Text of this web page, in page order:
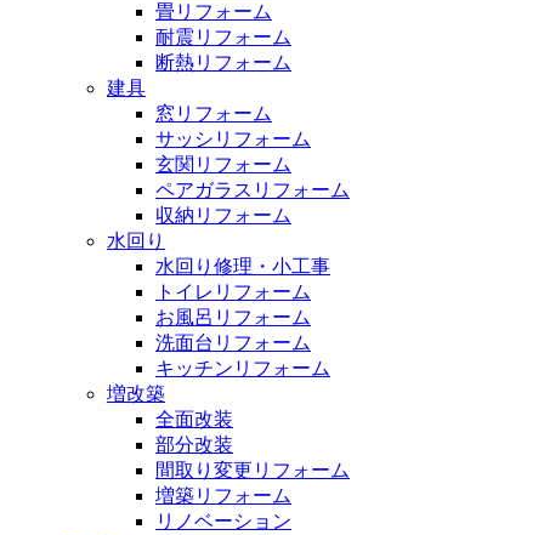
畳リフォーム
耐震リフォーム
断熱リフォーム
建具
窓リフォーム
サッシリフォーム
玄関リフォーム
ペアガラスリフォーム
収納リフォーム
水回り
水回り修理・小工事
トイレリフォーム
お風呂リフォーム
洗面台リフォーム
キッチンリフォーム
増改築
全面改装
部分改装
間取り変更リフォーム
増築リフォーム
リノベーション